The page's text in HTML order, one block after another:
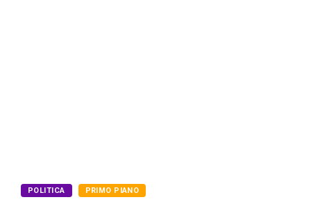
POLITICA PRIMO PIANO